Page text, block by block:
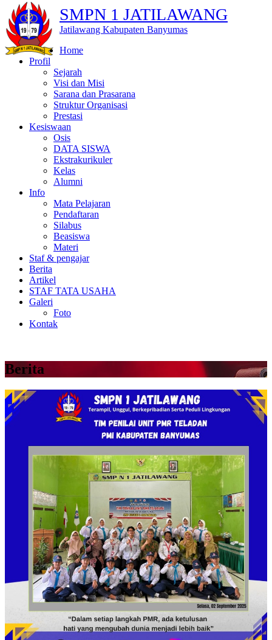
SMPN 1 JATILAWANG
Jatilawang Kabupaten Banyumas
Home
Profil
Sejarah
Visi dan Misi
Sarana dan Prasarana
Struktur Organisasi
Prestasi
Kesiswaan
Osis
DATA SISWA
Ekstrakurikuler
Kelas
Alumni
Info
Mata Pelajaran
Pendaftaran
Silabus
Beasiswa
Materi
Staf & pengajar
Berita
Artikel
STAF TATA USAHA
Galeri
Foto
Kontak
Berita